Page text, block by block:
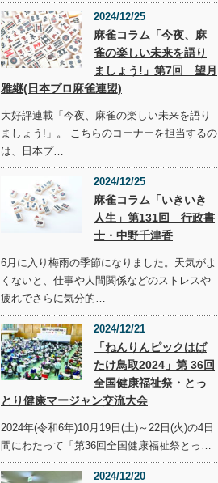
2024/12/25
麻雀コラム「今夜、麻
雀の楽しい未来を語り
ましょう!」第7回 望月
雅継(日本プロ麻雀連盟)
大好評連載「今夜、麻雀の楽しい未来を語り
ましょう!」。 こちらのコーナーを担当するの
は、日本プ…
2024/12/25
麻雀コラム「いきいき
人生」第131回 行政書
士・中野千津香
6月に入り梅雨の季節になりました。天気がよ
くないと、仕事や人間関係などのストレスや
疲れでさらに気分的…
2024/12/21
「ねんりんピックはば
たけ鳥取2024」第 36回
全国健康福祉祭・とっ
とり健康マージャン交流大会
2024年(令和6年)10月19日(土)～22日(火)の4日
間にわたって「第36回全国健康福祉祭とっ…
2024/12/20